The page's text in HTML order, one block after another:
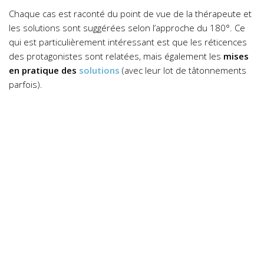
Chaque cas est raconté du point de vue de la thérapeute et
les solutions sont suggérées selon l’approche du 180°. Ce
qui est particulièrement intéressant est que les réticences
des protagonistes sont relatées, mais également les mises
en pratique des solutions (avec leur lot de tâtonnements
parfois).